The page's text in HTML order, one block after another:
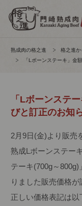
熟成肉の格之進 格之進
「Lボーンステーキ」金
「Lボーンステ
びと訂正のお知
2月9日(金)より販売
熟成Lボーンステー
テーキ(700g～
りました販売価格が
正しい価格表記は以